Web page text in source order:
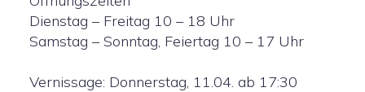
Dienstag – Freitag 10 – 18 Uhr
Samstag – Sonntag, Feiertag 10 – 17 Uhr
Vernissage: Donnerstag, 11.04. ab 17:30